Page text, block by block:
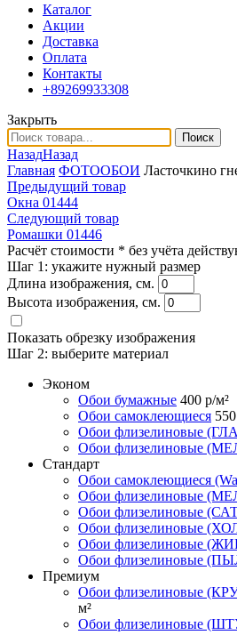
Каталог
Акции
Доставка
Оплата
Контакты
+89269933308
Закрыть
Поиск
НазадНазад
Главная ФОТООБОИ Ласточкино
Предыдущий товар
Окна 01444
Следующий товар
Ромашки 01446
Расчёт стоимости * без учёта
Шаг 1: укажите нужный размер
Длина изображения, см.
Высота изображения, см.
Показать обрезку изображения
Шаг 2: выберите материал
Эконом
Обои бумажные 400 р/м²
Обои самоклеющиеся 550
Обои флизелиновые
Обои флизелиновые
Стандарт
Обои самоклеющиеся
Обои флизелиновые
Обои флизелиновые
Обои флизелиновые
Обои флизелиновые
Обои флизелиновые
Премиум
Обои флизелиновые
м²
Обои флизелиновые